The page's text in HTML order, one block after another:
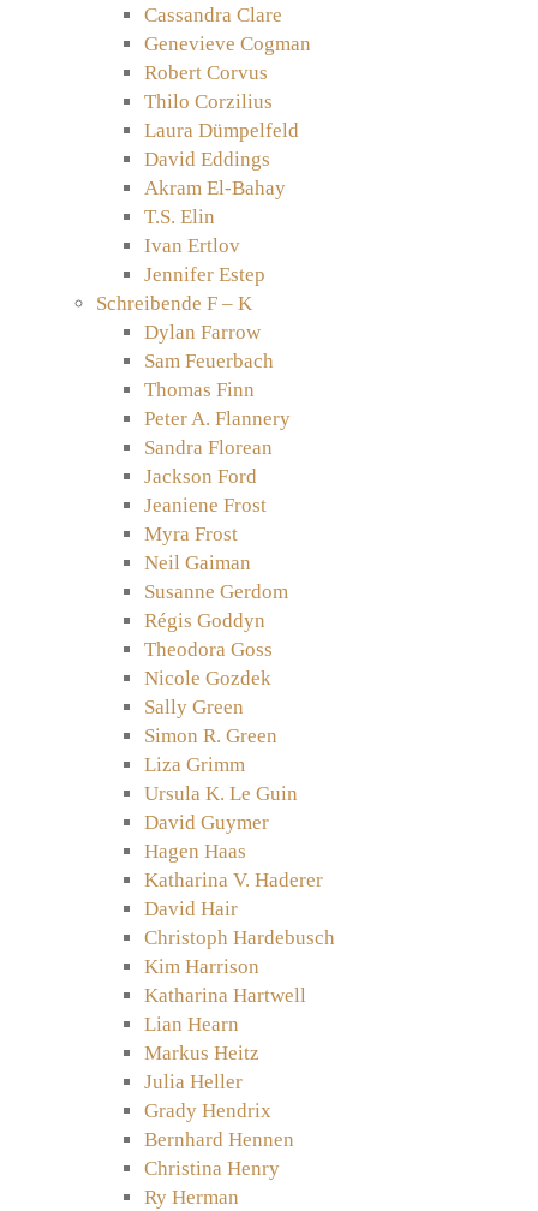
Cassandra Clare
Genevieve Cogman
Robert Corvus
Thilo Corzilius
Laura Dümpelfeld
David Eddings
Akram El-Bahay
T.S. Elin
Ivan Ertlov
Jennifer Estep
Schreibende F – K
Dylan Farrow
Sam Feuerbach
Thomas Finn
Peter A. Flannery
Sandra Florean
Jackson Ford
Jeaniene Frost
Myra Frost
Neil Gaiman
Susanne Gerdom
Régis Goddyn
Theodora Goss
Nicole Gozdek
Sally Green
Simon R. Green
Liza Grimm
Ursula K. Le Guin
David Guymer
Hagen Haas
Katharina V. Haderer
David Hair
Christoph Hardebusch
Kim Harrison
Katharina Hartwell
Lian Hearn
Markus Heitz
Julia Heller
Grady Hendrix
Bernhard Hennen
Christina Henry
Ry Herman